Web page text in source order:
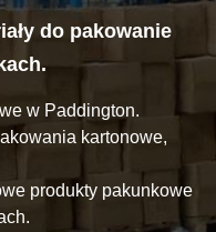
do pakowanie
w Paddington.
kartonowe,
produkty pakunkowe